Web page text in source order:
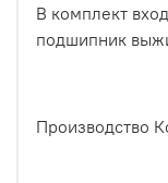
В комплект
подшипник
Производство